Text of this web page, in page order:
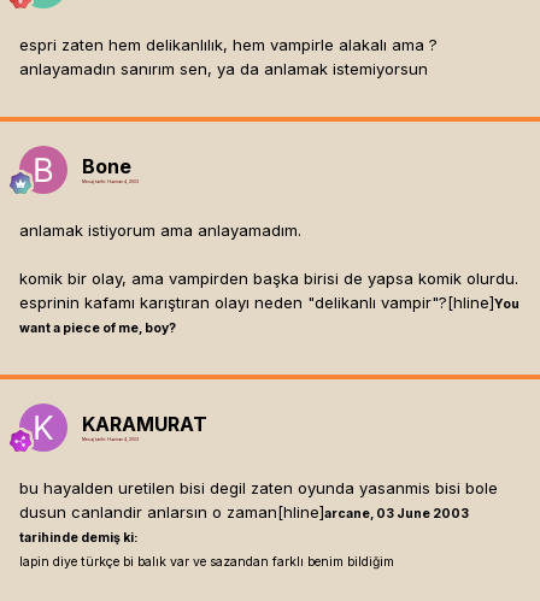
espri zaten hem delikanlılık, hem vampirle alakalı ama ?
anlayamadın sanırım sen, ya da anlamak istemiyorsun
Bone
Mesaj tarihi: Haziran 4, 2003
anlamak istiyorum ama anlayamadım.
komik bir olay, ama vampirden başka birisi de yapsa komik olurdu.
esprinin kafamı karıştıran olayı neden "delikanlı vampir"?[hline]You
want a piece of me, boy?
KARAMURAT
Mesaj tarihi: Haziran 4, 2003
bu hayalden uretilen bisi degil zaten oyunda yasanmis bisi bole
dusun canlandir anlarsın o zaman[hline]arcane, 03 June 2003
tarihinde demiş ki:
lapin diye türkçe bi balık var ve sazandan farklı benim bildiğim